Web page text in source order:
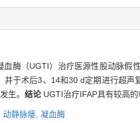
酶（UGTI）治疗医源性股动脉假
于术后3、14和30 d定期进行超声
生。 结论 UGTI治疗IFAP具有较高
动静脉瘘, 凝血酶